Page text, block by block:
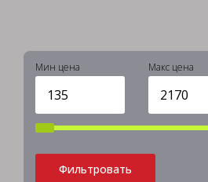
Мин цена Макс цена
Фильтровать